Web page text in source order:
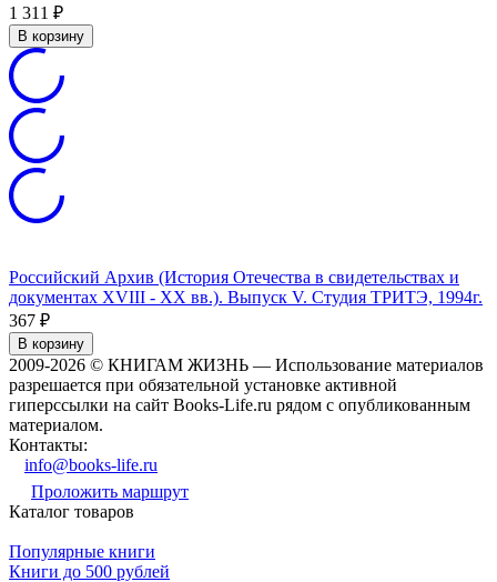
1 311 ₽
В корзину
Российский Архив (История Отечества в свидетельствах и
документах XVIII - XX вв.). Выпуск V. Студия ТРИТЭ, 1994г.
367 ₽
В корзину
2009-2026 © КНИГАМ ЖИЗНЬ — Использование материалов
разрешается при обязательной установке активной
гиперссылки на сайт Books-Life.ru рядом с опубликованным
материалом.
Контакты:
info@books-life.ru
Проложить маршрут
Каталог товаров
Популярные книги
Книги до 500 рублей